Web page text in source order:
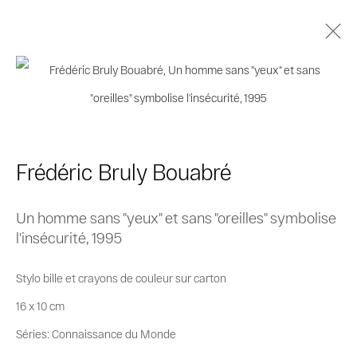
Frédéric Bruly Bouabré
Privacy Policy
Cookie Policy
Manage cookies
© 2026 MAGNIN-A Site by Artlogic
Frédéric Bruly Bouabré
Un homme sans "yeux" et sans "oreilles" symbolise
l'insécurité,1995
Stylo bille et crayons de couleur sur carton
16 x 10 cm
Séries: Connaissance du Monde